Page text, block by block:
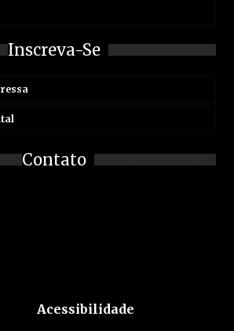
Inscreva-Se
Contato
Acessibilidade